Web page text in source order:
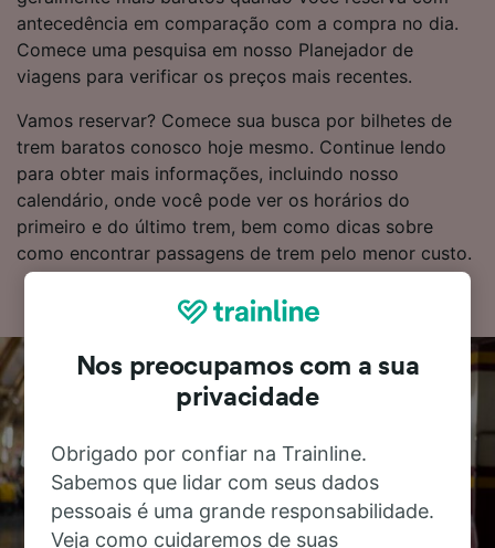
antecedência em comparação com a compra no dia.
Comece uma pesquisa em nosso Planejador de
viagens para verificar os preços mais recentes.
Vamos reservar? Comece sua busca por bilhetes de
trem baratos conosco hoje mesmo. Continue lendo
para obter mais informações, incluindo nosso
calendário, onde você pode ver os horários do
primeiro e do último trem, bem como dicas sobre
como encontrar passagens de trem pelo menor custo.
Nos preocupamos com a sua
privacidade
Obrigado por confiar na Trainline.
Sabemos que lidar com seus dados
pessoais é uma grande responsabilidade.
Veja como cuidaremos de suas